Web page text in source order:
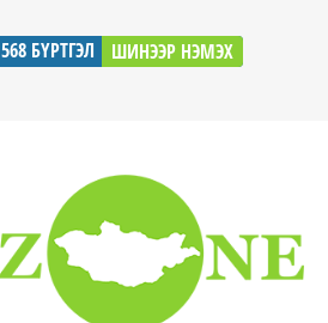
568 БҮРТГЭЛ ШИНЭЭР НЭМЭХ